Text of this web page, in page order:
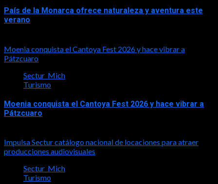
País de la Monarca ofrece naturaleza y aventura este
verano
Moenia conquista el Cantoya Fest 2026 y hace vibrar a
Pátzcuaro
Sectur_Mich
Turismo
Moenia conquista el Cantoya Fest 2026 y hace vibrar a
Pátzcuaro
Impulsa Sectur catálogo nacional de locaciones para atraer
producciones audiovisuales
Sectur_Mich
Turismo